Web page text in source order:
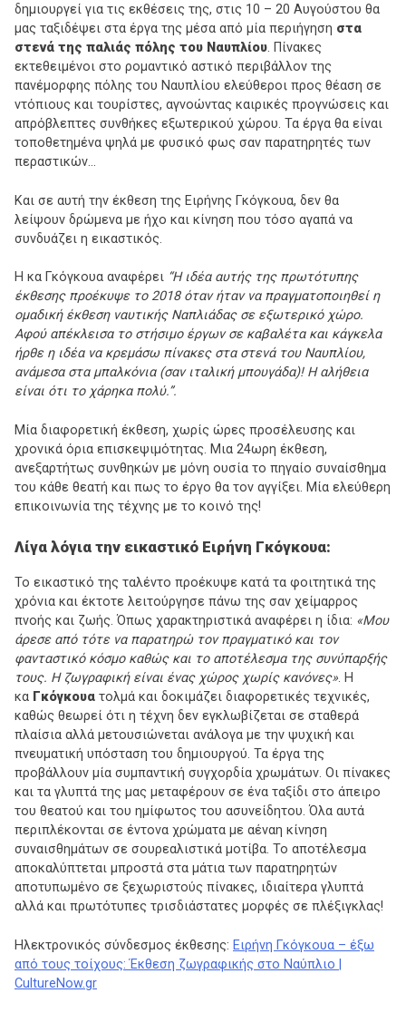
δημιουργεί για τις εκθέσεις της, στις 10 – 20 Αυγούστου θα
μας ταξιδέψει στα έργα της μέσα από μία περιήγηση στα
στενά της παλιάς πόλης του Ναυπλίου. Πίνακες
εκτεθειμένοι στο ρομαντικό αστικό περιβάλλον της
πανέμορφης πόλης του Ναυπλίου ελεύθεροι προς θέαση σε
ντόπιους και τουρίστες, αγνοώντας καιρικές προγνώσεις και
απρόβλεπτες συνθήκες εξωτερικού χώρου. Τα έργα θα είναι
τοποθετημένα ψηλά με φυσικό φως σαν παρατηρητές των
περαστικών…
Και σε αυτή την έκθεση της Ειρήνης Γκόγκουα, δεν θα
λείψουν δρώμενα με ήχο και κίνηση που τόσο αγαπά να
συνδυάζει η εικαστικός.
Η κα Γκόγκουα αναφέρει “Η ιδέα αυτής της πρωτότυπης
έκθεσης προέκυψε το 2018 όταν ήταν να πραγματοποιηθεί η
ομαδική έκθεση ναυτικής Ναπλιάδας σε εξωτερικό χώρο.
Αφού απέκλεισα το στήσιμο έργων σε καβαλέτα και κάγκελα
ήρθε η ιδέα να κρεμάσω πίνακες στα στενά του Ναυπλίου,
ανάμεσα στα μπαλκόνια (σαν ιταλική μπουγάδα)! Η αλήθεια
είναι ότι το χάρηκα πολύ.”.
Μία διαφορετική έκθεση, χωρίς ώρες προσέλευσης και
χρονικά όρια επισκεψιμότητας. Μια 24ωρη έκθεση,
ανεξαρτήτως συνθηκών με μόνη ουσία το πηγαίο συναίσθημα
του κάθε θεατή και πως το έργο θα τον αγγίξει. Μία ελεύθερη
επικοινωνία της τέχνης με το κοινό της!
Λίγα λόγια την εικαστικό Ειρήνη Γκόγκουα:
Το εικαστικό της ταλέντο προέκυψε κατά τα φοιτητικά της
χρόνια και έκτοτε λειτούργησε πάνω της σαν χείμαρρος
πνοής και ζωής. Όπως χαρακτηριστικά αναφέρει η ίδια: «Μου
άρεσε από τότε να παρατηρώ τον πραγματικό και τον
φανταστικό κόσμο καθώς και το αποτέλεσμα της συνύπαρξής
τους. Η ζωγραφική είναι ένας χώρος χωρίς κανόνες». Η
κα Γκόγκουα τολμά και δοκιμάζει διαφορετικές τεχνικές,
καθώς θεωρεί ότι η τέχνη δεν εγκλωβίζεται σε σταθερά
πλαίσια αλλά μετουσιώνεται ανάλογα με την ψυχική και
πνευματική υπόσταση του δημιουργού. Τα έργα της
προβάλλουν μία συμπαντική συγχορδία χρωμάτων. Οι πίνακες
και τα γλυπτά της μας μεταφέρουν σε ένα ταξίδι στο άπειρο
του θεατού και του ημίφωτος του ασυνείδητου. Όλα αυτά
περιπλέκονται σε έντονα χρώματα με αέναη κίνηση
συναισθημάτων σε σουρεαλιστικά μοτίβα. Το αποτέλεσμα
αποκαλύπτεται μπροστά στα μάτια των παρατηρητών
αποτυπωμένο σε ξεχωριστούς πίνακες, ιδιαίτερα γλυπτά
αλλά και πρωτότυπες τρισδιάστατες μορφές σε πλέξιγκλας!
Ηλεκτρονικός σύνδεσμος έκθεσης: Ειρήνη Γκόγκουα – έξω
από τους τοίχους: Έκθεση ζωγραφικής στο Ναύπλιο |
CultureNow.gr